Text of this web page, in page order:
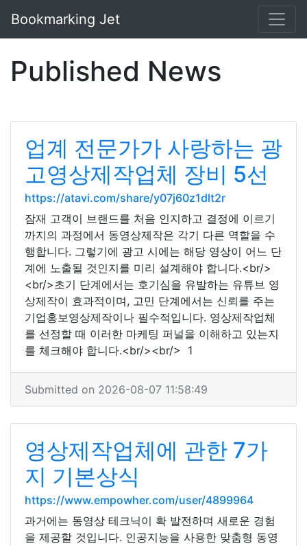
Bookmarking Jet
Published News
업계 전문가가 사랑하는 광
고영상제작업체 장비 5선
https://atavi.com/share/y07j60z1dlt2r
잠재 고객이 브랜드를 처음 인지하고 결정에 이르기
까지의 과정에서 동영상제작은 각기 다른 역할을 수
행합니다. 그렇기에 광고 시에는 해당 영상이 어느 단
계에 노출될 것인지를 미리 설계해야 합니다.<br/>
<br/>초기 단계에서는 호기심을 유발하는 유튜브 영
상제작이 효과적이며, 고민 단계에서는 신뢰를 주는
기업홍보영상제작이나 필수적입니다. 영상제작업체
를 선정할 때 이러한 마케팅 퍼널을 이해하고 있는지
를 체크해야 합니다.<br/><br/> 1
Submitted on 2026-08-07 11:58:49
영상제작업체에 관한 7가
지 기본상식
https://www.empowher.com/user/4899964
과거에는 동영상 테크닉이 확 발전하며 새로운 경험
을 제공할 것입니다. 인공지능을 사용한 맞춤형 동영